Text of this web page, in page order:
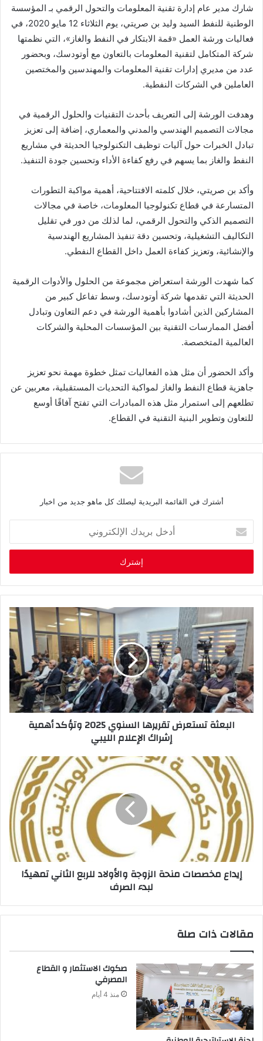
شارك مدير عام إدارة تقنية المعلومات والتحول الرقمي بـ المؤسسة
الوطنية للنفط السيد وليد بن صريتي، يوم الثلاثاء 12 مايو 2020، في
فعاليات ورشة العمل «قمة الابتكار في النفط والغاز»، التي نظمتها
شركة المتكامل لتقنية المعلومات بالتعاون مع أوتودسك، وبحضور
عدد من مديري إدارات تقنية المعلومات والمهندسين والمختصين
العاملين في الشركات النفطية.
وهدفت الورشة إلى التعريف بأحدث التقنيات والحلول الرقمية في
مجالات التصميم الهندسي والمدني والمعماري، إضافة إلى تعزيز
تبادل الخبرات حول آليات توظيف التكنولوجيا الحديثة في مشاريع
النفط والغاز بما يسهم في رفع كفاءة الأداء وتحسين جودة التنفيذ.
وأكد بن صريتي، خلال كلمته الافتتاحية، أهمية مواكبة التطورات
المتسارعة في قطاع تكنولوجيا المعلومات، خاصة في مجالات
التصميم الذكي والتحول الرقمي، لما لذلك من دور في تقليل
التكاليف التشغيلية، وتحسين دقة تنفيذ المشاريع الهندسية
والإنشائية، وتعزيز كفاءة العمل داخل القطاع النفطي.
كما شهدت الورشة استعراض مجموعة من الحلول والأدوات الرقمية
الحديثة التي تقدمها شركة أوتودسك، وسط تفاعل كبير من
المشاركين الذين أشادوا بأهمية الورشة في دعم التعاون وتبادل
أفضل الممارسات التقنية بين المؤسسات المحلية والشركات
العالمية المتخصصة.
وأكد الحضور أن مثل هذه الفعاليات تمثل خطوة مهمة نحو تعزيز
جاهزية قطاع النفط والغاز لمواكبة التحديات المستقبلية، معربين عن
تطلعهم إلى استمرار مثل هذه المبادرات التي تفتح آفاقًا أوسع
للتعاون وتطوير البنية التقنية في القطاع.
أشترك في القائمة البريدية ليصلك كل ماهو جديد من اخبار
خ
ب
ر
ك
ل
ك
ت
ر
البعثة تستعرض تقريرها السنوي 2025 وتؤكد أهمية
إشراك الإعلام الليبي
إيداع مخصصات منحة الزوجة والأولاد للربع الثاني تمهيدًا
لبدء الصرف
مقالات ذات صلة
‬المصرفي‭ ‬
منذ 4 أيام